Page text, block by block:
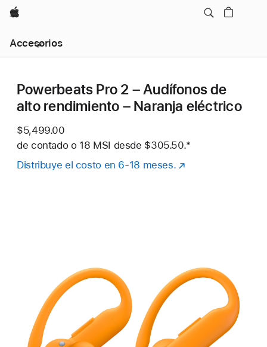
Apple
Accesorios
local
-
menúPowerbeats Pro 2 – Audífonos de
alto rendimiento – Naranja eléctrico
$5,499.00
de contado o 18 MSI desde $305.50.Nota al pie
*
Distribuye el costo en 6-18 meses.